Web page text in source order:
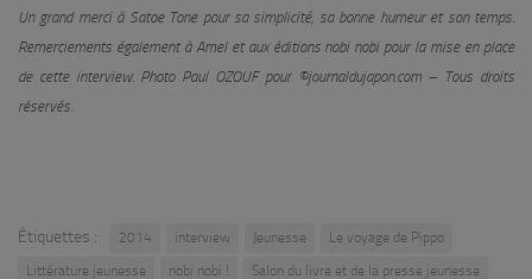
Un grand merci à Satoe Tone pour sa simplicité, sa bonne humeur et son temps.
Remerciements également à Amel et aux éditions nobi nobi pour la mise en place
de cette interview. Photo Paul OZOUF pour ©journaldujapon.com – Tous droits
réservés.
Étiquettes : 2014 interview Jeunesse
Le voyage de Pippo
Littérature jeunesse
nobi nobi ! Salon du livre et de la presse jeunesse